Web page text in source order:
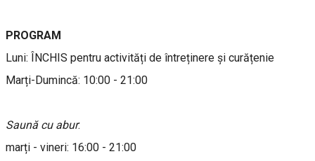
PROGRAM
Luni: ÎNCHIS pentru activități de întreținere și curățenie
Marți-Dumincă: 10:00 - 21:00
Saună cu abur:
marți - vineri: 16:00 - 21:00